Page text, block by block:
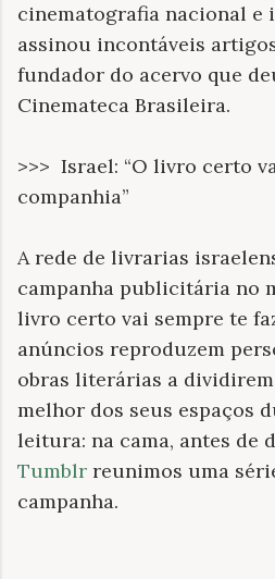
cinematografia nacional e
assinou incontáveis
fundador do acervo que
Cinemateca Brasileira.
>>> Israel: “O livro certo
companhia”
A rede de livrarias
campanha publicitária no
livro certo vai sempre te
anúncios reproduzem
obras literárias a
melhor dos seus espaços
leitura: na cama, antes de
Tumblr reunimos uma
campanha.